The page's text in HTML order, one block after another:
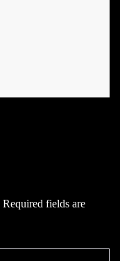
Required fields are